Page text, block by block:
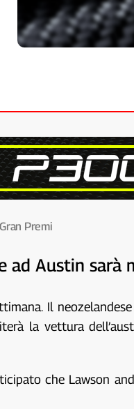
Gran Premi
ad Austin sarà
Il
la vettura
che Lawson